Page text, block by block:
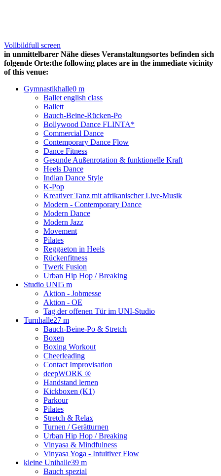
Vollbildfull screen
in unmittelbarer Nähe dieses Veranstaltungsortes befinden sich
folgende Orte:the following places are in the immediate vicinity
of this venue:
Gymnastikhalle0 m
Ballet english class
Ballett
Bauch-Beine-Rücken-Po
Bollywood Dance FLINTA*
Commercial Dance
Contemporary Dance Flow
Dance Fitness
Gesunde Außenrotation & funktionelle Kraft
Heels Dance
Indian Dance Style
K-Pop
Kreativer Tanz mit afrikanischer Live-Musik
Modern - Contemporary Dance
Modern Dance
Modern Jazz
Movement
Pilates
Reggaeton in Heels
Rückenfitness
Twerk Fusion
Urban Hip Hop / Breaking
Studio UNI5 m
Aktion - Jobmesse
Aktion - OE
Tag der offenen Tür im UNI-Studio
Turnhalle27 m
Bauch-Beine-Po & Stretch
Boxen
Boxing Workout
Cheerleading
Contact Improvisation
deepWORK ®
Handstand lernen
Kickboxen (K1)
Parkour
Pilates
Stretch & Relax
Turnen / Gerätturnen
Urban Hip Hop / Breaking
Vinyasa & Mindfulness
Vinyasa Yoga - Intuitiver Flow
kleine Unihalle39 m
Bauch spezial